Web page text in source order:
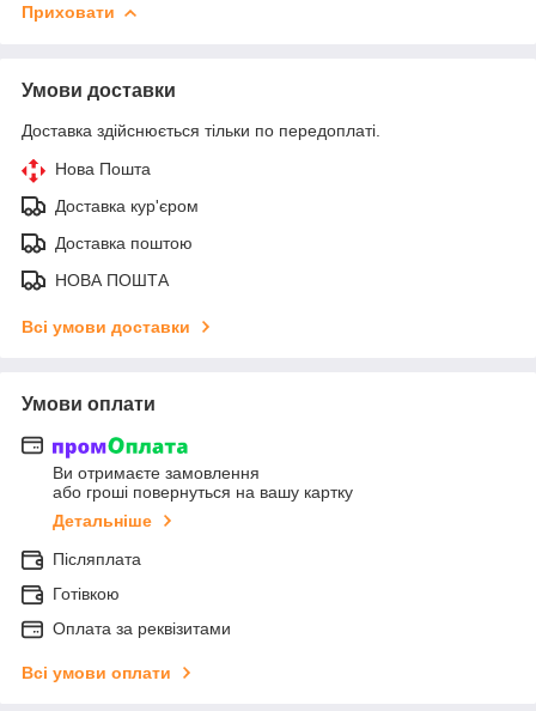
Приховати
Умови доставки
Доставка здійснюється тільки по передоплаті.
Нова Пошта
Доставка кур'єром
Доставка поштою
НОВА ПОШТА
Всі умови доставки
Умови оплати
Ви отримаєте замовлення
або гроші повернуться на вашу картку
Детальніше
Післяплата
Готівкою
Оплата за реквізитами
Всі умови оплати